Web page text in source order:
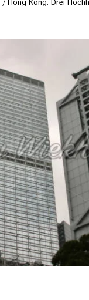
/ Hong Kong: Drei